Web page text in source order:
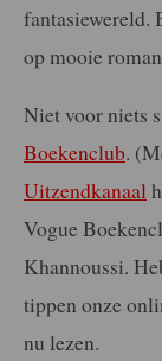
fantasiewereld.
op mooie
Niet voor niets
Boekenclub.
Uitzendkanaal
Vogue
Khannoussi.
tippen onze
nu lezen.